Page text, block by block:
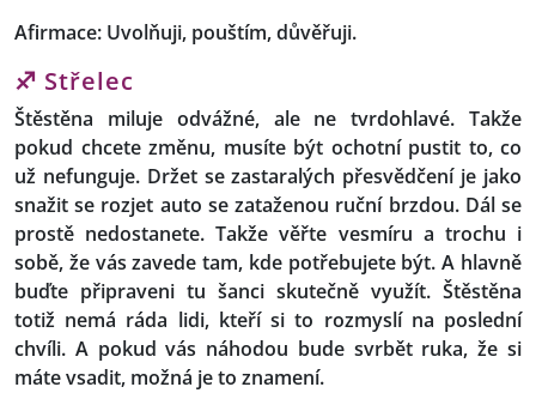
Afirmace: Uvolňuji, pouštím, důvěřuji.
♐ Střelec
Štěstěna miluje odvážné, ale ne tvrdohlavé. Takže
pokud chcete změnu, musíte být ochotní pustit to, co
už nefunguje. Držet se zastaralých přesvědčení je jako
snažit se rozjet auto se zataženou ruční brzdou. Dál se
prostě nedostanete. Takže věřte vesmíru a trochu i
sobě, že vás zavede tam, kde potřebujete být. A hlavně
buďte připraveni tu šanci skutečně využít. Štěstěna
totiž nemá ráda lidi, kteří si to rozmyslí na poslední
chvíli. A pokud vás náhodou bude svrbět ruka, že si
máte vsadit, možná je to znamení.